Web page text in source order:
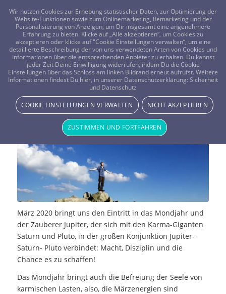
FRAGEN? KOSTENLOS ANRUFEN: 0800-8478266
Horoskop & Zeitqualität März 2020
– Gestalte Deinen Seelen
Vistano Beraterin AlinadelSol - Beraterblog
März 2020 bringt uns den Eintritt in das Mondjahr und
der Zauberer Jupiter, der sich mit den Karma-Giganten
Saturn und Pluto, in der großen Konjunktion Jupiter-
Saturn- Pluto verbindet: Macht, Disziplin und die
Chance es zu schaffen!
Das Mondjahr bringt auch die Befreiung der Seele von
karmischen Lasten, also, die Märzenergien sind
Wir nutzen Cookies zur Erhebung statistischer Daten, zur Optimierung der
Website-Funktionen sowie zum Onlinemarketing, Remarketing und der
Personalisierung von Anzeigen, um Dir insgesamt eine angenehmere
Erfahrung zu bieten. Klicke auf „Alle akzeptieren“, um Cookies zu
akzeptieren oder klicke auf "Cookie Einstellungen verwalten“, um eine
detaillierte Beschreibung der von uns verwendeten Arten von Cookies und
Informationen über die entsprechenden Anbieter zu erhalten. Du kannst
jeder Zeit Deine Einwilligung widerrufen, indem Du die Cookie
Einstellungen über das Schloss am linken Bildrand erneut aufrufst. Weitere
Informationen findest Du hier, in unserer Datenschutzerklärung: Sicherheit
und Datenschutz
COOKIE EINSTELLUNGEN VERWALTEN NICHT AKZEPTIEREN
ZUSTIMMEN UND FORTFAHREN